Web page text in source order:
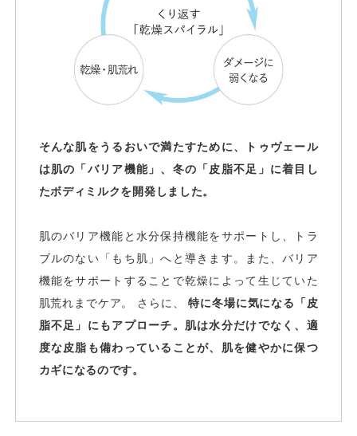
そんな肌をうるおいで満たすために、トゥヴェール
は肌の「バリア機能」、冬の「皮脂不足」に着目し
たボディミルクを開発しました。
肌のバリア機能と水分保持機能をサポートし、トラ
ブルのない「もち肌」へと導きます。また、バリア
機能をサポートすることで乾燥によって生じていた
肌荒れまでケア。 さらに、特に冬場に気になる「皮
脂不足」にもアプローチ。肌は水分だけでなく、適
度な皮脂も備わっていることが、肌を健やかに保つ
カギになるのです。